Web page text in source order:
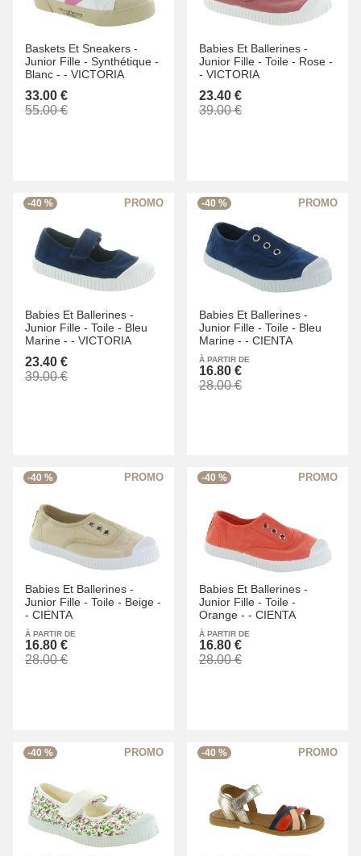
Baskets Et Sneakers -
Junior Fille - Synthétique -
Blanc - - VICTORIA
33.00 €
55.00 €
Babies Et Ballerines -
Junior Fille - Toile - Rose -
- VICTORIA
23.40 €
39.00 €
-40 %
Babies Et Ballerines -
Junior Fille - Toile - Bleu
Marine - - VICTORIA
23.40 €
39.00 €
-40 %
Babies Et Ballerines -
Junior Fille - Toile - Bleu
Marine - - CIENTA
À PARTIR DE
16.80 €
28.00 €
-40 %
Babies Et Ballerines -
Junior Fille - Toile - Beige -
- CIENTA
À PARTIR DE
16.80 €
28.00 €
-40 %
Babies Et Ballerines -
Junior Fille - Toile -
Orange - - CIENTA
À PARTIR DE
16.80 €
28.00 €
-40 % -40 %